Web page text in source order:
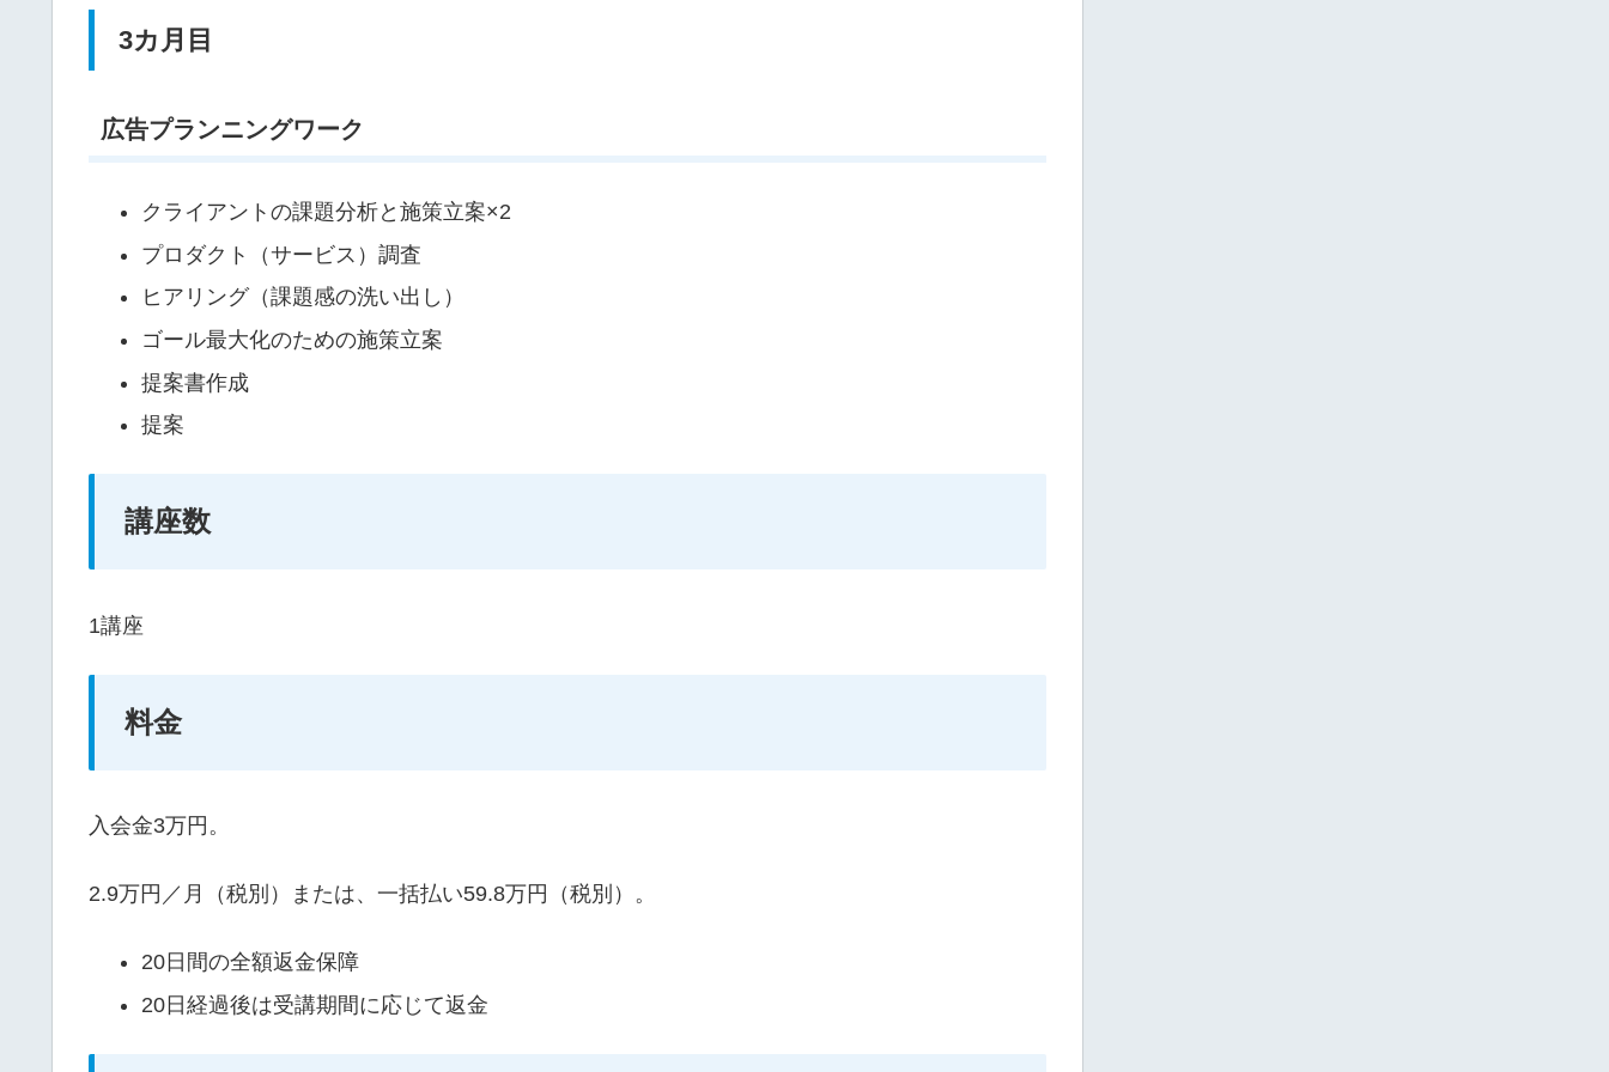
3カ月目
広告プランニングワーク
クライアントの課題分析と施策立案×2
プロダクト（サービス）調査
ヒアリング（課題感の洗い出し）
ゴール最大化のための施策立案
提案書作成
提案
講座数
1講座
料金
入会金3万円。
2.9万円／月（税別）または、一括払い59.8万円（税別）。
20日間の全額返金保障
20日経過後は受講期間に応じて返金